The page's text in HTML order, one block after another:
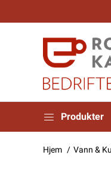
Produkter
Hjem Vann &